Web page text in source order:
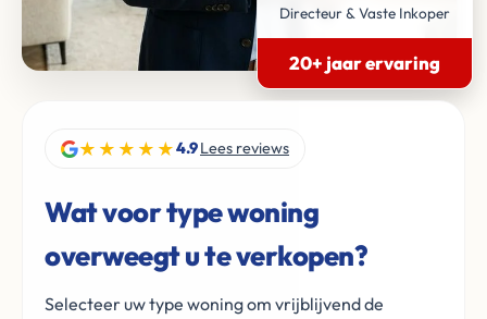
Directeur & Vaste Inkoper
20+ jaar ervaring
★★★★★4.9Lees reviews
Wat voor type woning
overweegt u te verkopen?
Selecteer uw type woning om vrijblijvend de